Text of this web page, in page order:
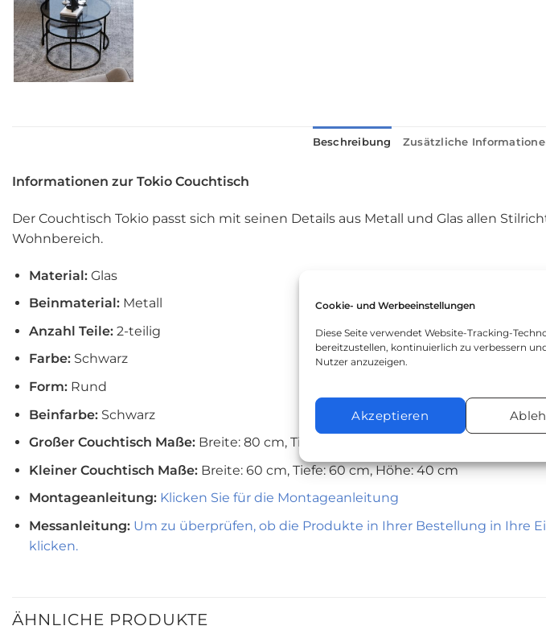
Cookie- und Werbeeinstellungen
Diese Seite verwendet Website-Tracking-
bereitzustellen, kontinuierlich zu verbessern
Nutzer anzuzeigen.
Akzeptieren
Beschreibung Zusätzliche
Informationen zur Tokio Couchtisch
Der Couchtisch Tokio passt sich mit seinen Details aus Metall und Glas allen
Wohnbereich.
Material:Glas
Beinmaterial:Metall
Anzahl Teile: 2-teilig
Farbe: Schwarz
Form: Rund
Beinfarbe: Schwarz
Großer Couchtisch Maße:Breite: 80 cm, Tiefe: 80 cm, Höhe: 45 cm
Kleiner Couchtisch Maße:Breite: 60 cm, Tiefe: 60 cm, Höhe: 40 cm
Montageanleitung: Klicken Sie für die Montageanleitung
Messanleitung: Um zu überprüfen, ob die Produkte in Ihrer Bestellung in Ihre
klicken.
ÄHNLICHE PRODUKTE